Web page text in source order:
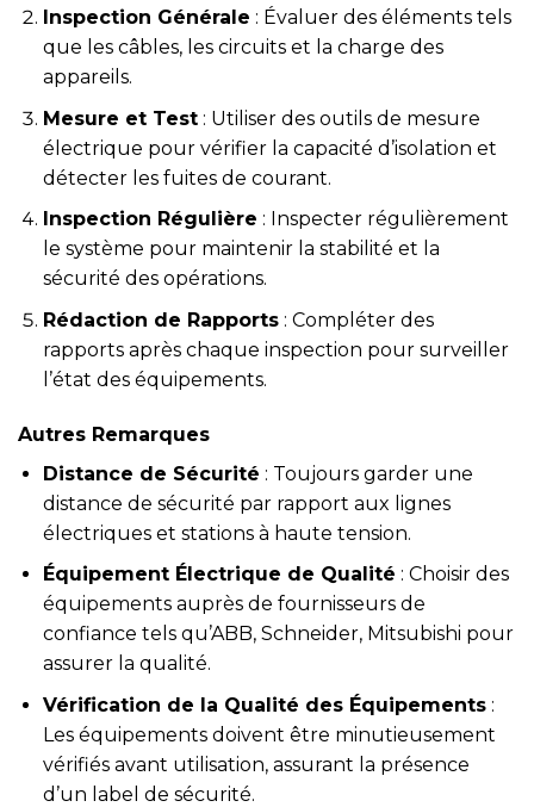
Inspection Générale : Évaluer des éléments tels
que les câbles, les circuits et la charge des
appareils.
Mesure et Test: Utiliser des outils de mesure
électrique pour vérifier la capacité d’isolation et
détecter les fuites de courant.
Inspection Régulière : Inspecter régulièrement
le système pour maintenir la stabilité et la
sécurité des opérations.
Rédaction de Rapports: Compléter des
rapports après chaque inspection pour surveiller
l’état des équipements.
Autres Remarques
Distance de Sécurité : Toujours garder une
distance de sécurité par rapport aux lignes
électriques et stations à haute tension.
Équipement Électrique de Qualité : Choisir des
équipements auprès de fournisseurs de
confiance tels qu’ABB, Schneider, Mitsubishi pour
assurer la qualité.
Vérification de la Qualité des Équipements:
Les équipements doivent être minutieusement
vérifiés avant utilisation, assurant la présence
d’un label de sécurité.